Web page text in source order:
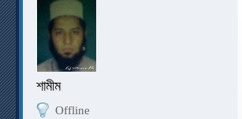
শামীম
Offline